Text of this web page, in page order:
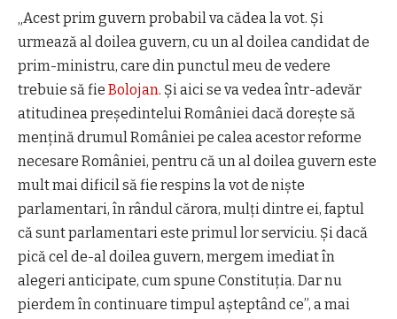
„Acest prim guvern probabil va cădea la vot. Și
urmează al doilea guvern, cu un al doilea candidat de
prim-ministru, care din punctul meu de vedere
trebuie să fie Bolojan. Și aici se va vedea într-adevăr
atitudinea președintelui României dacă dorește să
mențină drumul României pe calea acestor reforme
necesare României, pentru că un al doilea guvern este
mult mai dificil să fie respins la vot de niște
parlamentari, în rândul cărora, mulți dintre ei, faptul
că sunt parlamentari este primul lor serviciu. Și dacă
pică cel de-al doilea guvern, mergem imediat în
alegeri anticipate, cum spune Constituția. Dar nu
pierdem în continuare timpul așteptând ce”, a mai